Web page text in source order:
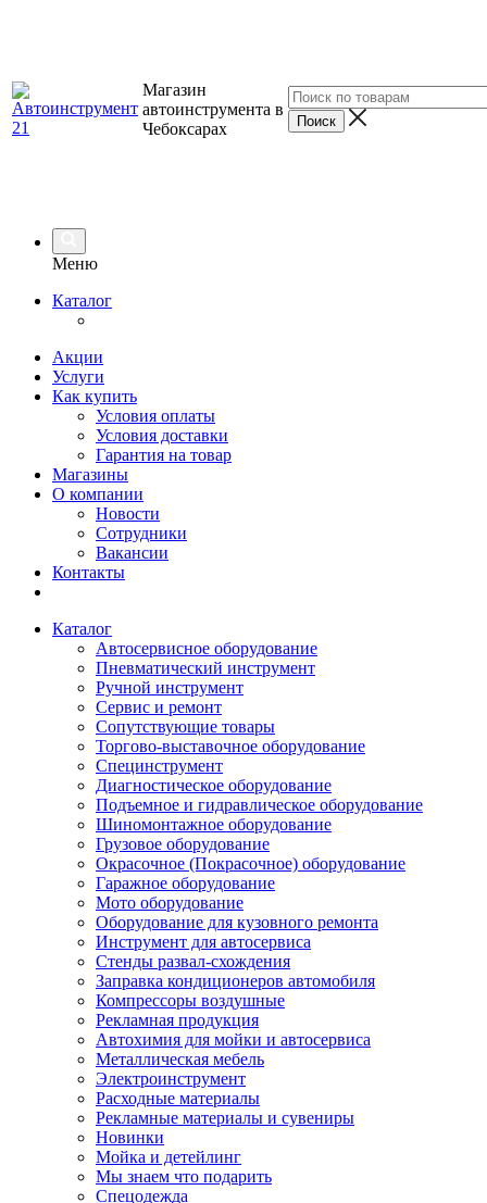
Магазин
автоинструмента в
Чебоксарах
Меню
Каталог
Акции
Услуги
Как купить
Условия оплаты
Условия доставки
Гарантия на товар
Магазины
О компании
Новости
Сотрудники
Вакансии
Контакты
Каталог
Автосервисное оборудование
Пневматический инструмент
Ручной инструмент
Сервис и ремонт
Сопутствующие товары
Торгово-выставочное оборудование
Специнструмент
Диагностическое оборудование
Подъемное и гидравлическое оборудование
Шиномонтажное оборудование
Грузовое оборудование
Окрасочное (Покрасочное) оборудование
Гаражное оборудование
Мото оборудование
Оборудование для кузовного ремонта
Инструмент для автосервиса
Стенды развал-схождения
Заправка кондиционеров автомобиля
Компрессоры воздушные
Рекламная продукция
Автохимия для мойки и автосервиса
Металлическая мебель
Электроинструмент
Расходные материалы
Рекламные материалы и сувениры
Новинки
Мойка и детейлинг
Мы знаем что подарить
Спецодежда